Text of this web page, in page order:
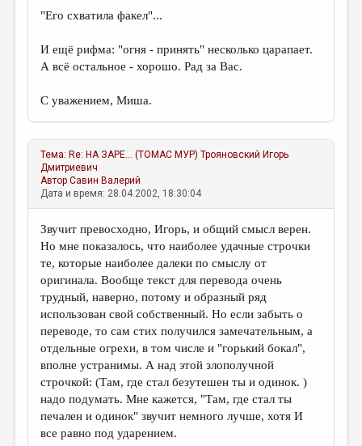
"Его схватила факел"...
И ещё рифма: "огня - принять" несколько царапает.
А всё остальное - хорошо. Рад за Вас.
С уважением, Миша.
Тема: Re: НА ЗАРЕ... (ТОМАС МУР) Трояновский Игорь
Дмитриевич
АвторСавин Валерий
Дата и время: 28.04.2002, 18:30:04
Звучит превосходно, Игорь, и общий смысл верен.
Но мне показалось, что наиболее удачные строчки
те, которые наиболее далеки по смыслу от
оригинала. Вообще текст для перевода очень
трудный, наверно, потому и образный ряд
использован свой собственный. Но если забыть о
переводе, то сам стих получился замечательным, а
отдельные огрехи, в том числе и "горький бокал",
вполне устранимы. А над этой злополучной
строчкой: (Там, где стал безутешен ты и одинок. )
надо подумать. Мне кажется, "Там, где стал ты
печален и одинок" звучит немного лучше, хотя И
все равно под ударением.